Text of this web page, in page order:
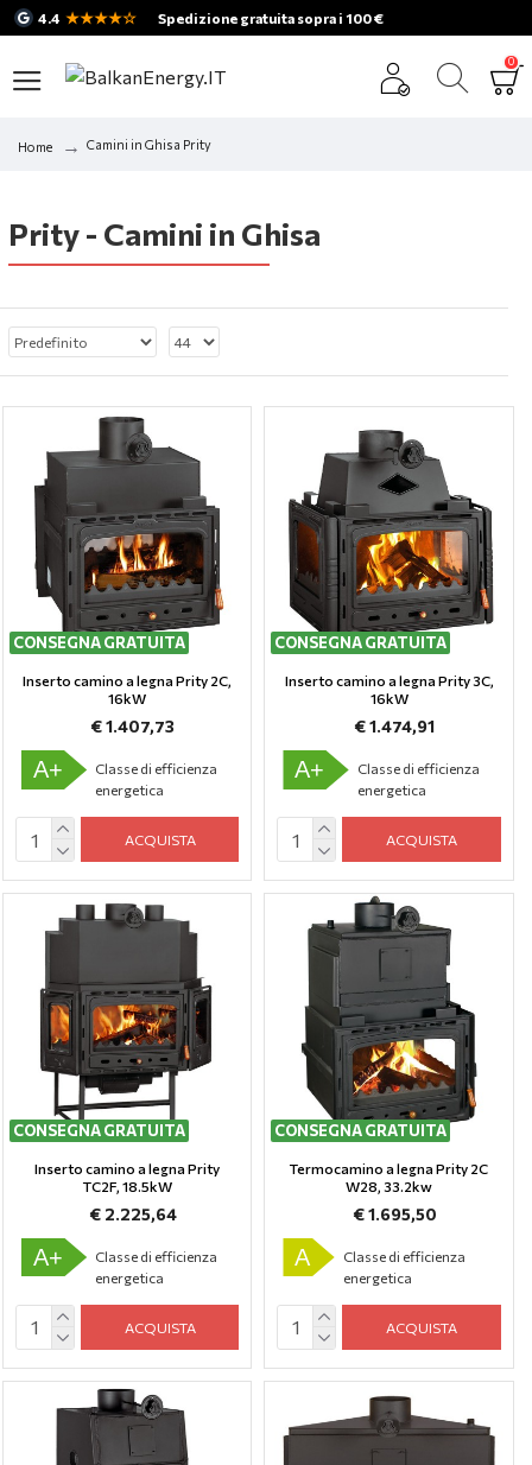
4.4 ★★★★☆ Spedizione gratuita sopra i 100 €
0
Home Camini in Ghisa Prity
Prity - Camini in Ghisa
CONSEGNA GRATUITA
Inserto camino a legna Prity 2C,
16kW
€ 1.407,73
A+
Classe di efficienza
energetica
ACQUISTA
CONSEGNA GRATUITA
Inserto camino a legna Prity 3C,
16kW
€ 1.474,91
A+
Classe di efficienza
energetica
ACQUISTA
CONSEGNA GRATUITA
Inserto camino a legna Prity
TC2F, 18.5kW
€ 2.225,64
A+
Classe di efficienza
energetica
ACQUISTA
CONSEGNA GRATUITA
Termocamino a legna Prity 2C
W28, 33.2kw
€ 1.695,50
A
Classe di efficienza
energetica
ACQUISTA